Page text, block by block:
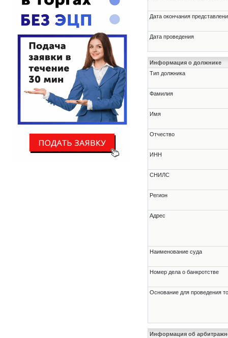
Дата окончания
Дата проведения
Информация о должнике
Тип должника
Фамилия
Имя
Отчество
ИНН
СНИЛС
Регион
Адрес
Наименование суда
Номер дела о банкротстве
Основание для проведения
Информация об